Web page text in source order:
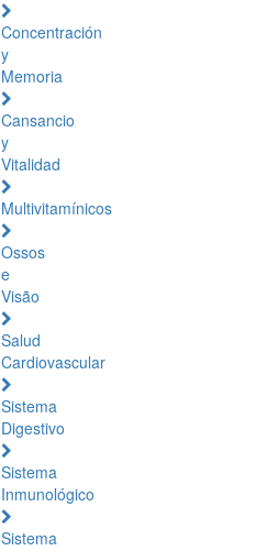
Concentración
y
Memoria
Cansancio
y
Vitalidad
Multivitamínicos
Ossos
e
Visão
Salud
Cardiovascular
Sistema
Digestivo
Sistema
Inmunológico
Sistema